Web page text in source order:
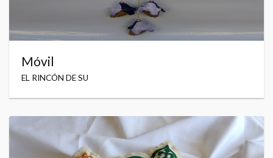
Móvil
EL RINCÓN DE SU